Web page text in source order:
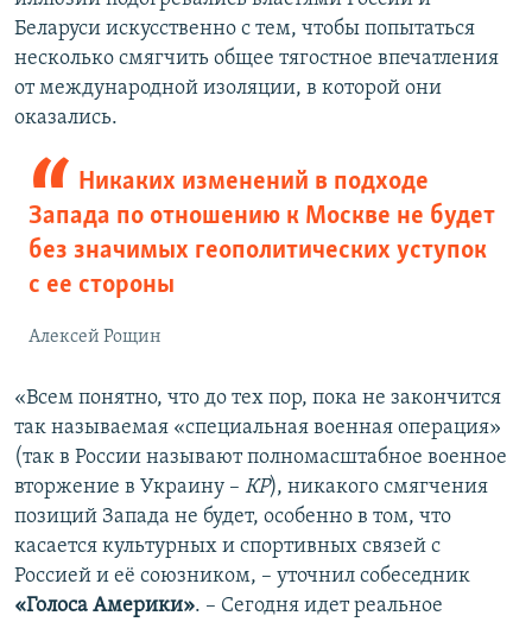
Беларуси искусственно с тем, чтобы попытаться
несколько смягчить общее тягостное впечатления
от международной изоляции, в которой они
оказались.
Никаких изменений в подходе
Запада по отношению к Москве не будет
без значимых геополитических уступок
с ее стороны
Алексей Рощин
«Всем понятно, что до тех пор, пока не закончится
так называемая «специальная военная операция»
(так в России называют полномасштабное военное
вторжение в Украину – КР), никакого смягчения
позиций Запада не будет, особенно в том, что
касается культурных и спортивных связей с
Россией и её союзником, – уточнил собеседник
«Голоса Америки». – Сегодня идет реальное